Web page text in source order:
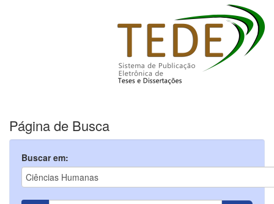
Página de Busca
Buscar em: